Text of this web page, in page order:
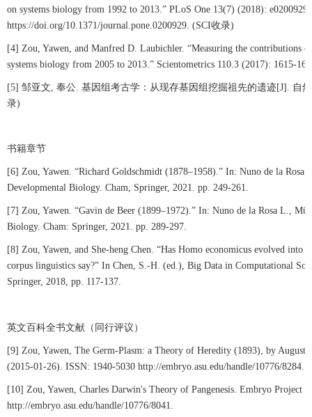
on systems biology from 1992 to 2013.” PLoS One 13(7) (2018): e0200929.
https://doi.org/10.1371/journal.pone.0200929. (SCI收录)
[4] Zou, Yawen, and Manfred D. Laubichler. “Measuring the contributions
systems biology from 2005 to 2013.” Scientometrics 110.3 (2017): 1615-
[5] 邹亚文, 奉公. 基因组考古学：从现存基因组挖掘祖先的遗迹[J]. 自
录)
书籍章节
[6] Zou, Yawen. “Richard Goldschmidt (1878–1958).” In: Nuno de la
Developmental Biology. Cham, Springer, 2021. pp. 249-261.
[7] Zou, Yawen. “Gavin de Beer (1899–1972).” In: Nuno de la Rosa L.,
Biology. Cham: Springer, 2021. pp. 289-297.
[8] Zou, Yawen, and She-heng Chen. “Has Homo economicus evolved into
corpus linguistics say?” In Chen, S.-H. (ed.), Big Data in Computational
Springer, 2018, pp. 117-137.
英文百科全书文献（同行评议）
[9] Zou, Yawen, The Germ-Plasm: a Theory of Heredity (1893), by August
(2015-01-26). ISSN: 1940-5030 http://embryo.asu.edu/handle/10776/8284.
[10] Zou, Yawen, Charles Darwin's Theory of Pangenesis. Embryo Project
http://embryo.asu.edu/handle/10776/8041.